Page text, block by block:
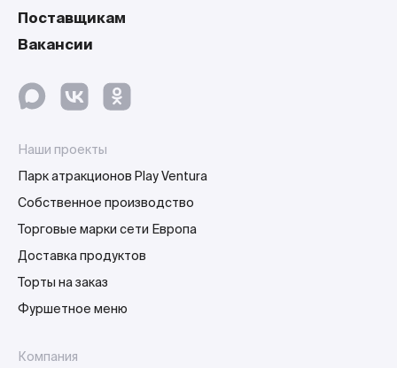
Поставщикам
Вакансии
Наши проекты
Парк атракционов Play Ventura
Собственное производство
Торговые марки сети Европа
Доставка продуктов
Торты на заказ
Фуршетное меню
Компания